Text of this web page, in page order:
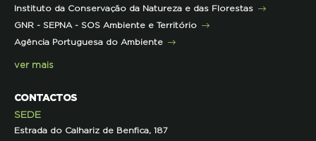
Parcerias
Projetos
Semana do Jornalismo de Ambiente 2023
Instituto da Conservação da Natureza e das Florestas
GNR - SEPNA - SOS Ambiente e Território
Agência Portuguesa do Ambiente
ver mais
CONTACTOS
SEDE
Estrada do Calhariz de Benfica, 187